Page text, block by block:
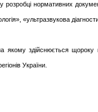
нормативних
«ультразвукова
якому здійснюється щороку
України.